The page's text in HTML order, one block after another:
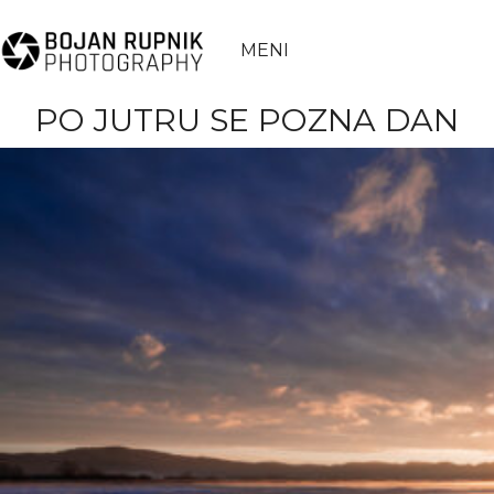
MENI
PO JUTRU SE POZNA DAN